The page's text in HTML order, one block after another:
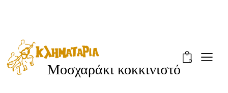
0
Μοσχαράκι κοκκινιστό